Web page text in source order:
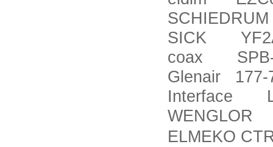
SICK
coax SPB-H
Glenair 177-
Interface
WENGLOR
ELMEKO